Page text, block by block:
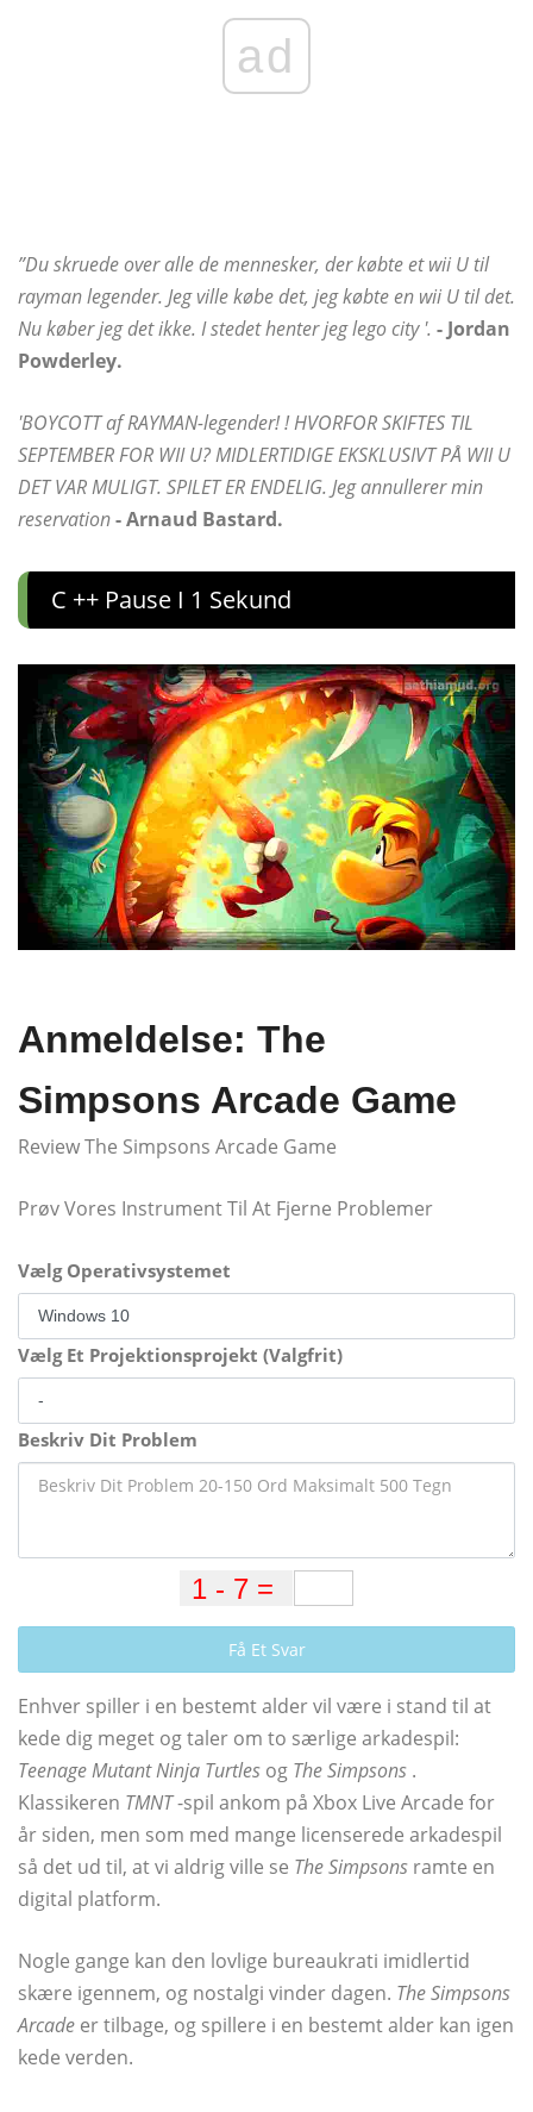
ad
”Du skruede over alle de mennesker, der købte et wii U til
rayman legender. Jeg ville købe det, jeg købte en wii U til det.
Nu køber jeg det ikke. I stedet henter jeg lego city '. - Jordan
Powderley.
'BOYCOTT af RAYMAN-legender! ! HVORFOR SKIFTES TIL
SEPTEMBER FOR WII U? MIDLERTIDIGE EKSKLUSIVT PÅ WII U
DET VAR MULIGT. SPILET ER ENDELIG. Jeg annullerer min
reservation- Arnaud Bastard.
C ++ Pause I 1 Sekund
Anmeldelse: The
Simpsons Arcade Game
Review The Simpsons Arcade Game
Prøv Vores Instrument Til At Fjerne Problemer
Vælg Operativsystemet
Vælg Et Projektionsprojekt (Valgfrit)
Beskriv Dit Problem
Få Et Svar
Enhver spiller i en bestemt alder vil være i stand til at
kede dig meget og taler om to særlige arkadespil:
Teenage Mutant Ninja Turtles og The Simpsons .
Klassikeren TMNT-spil ankom på Xbox Live Arcade for
år siden, men som med mange licenserede arkadespil
så det ud til, at vi aldrig ville se The Simpsons ramte en
digital platform.
Nogle gange kan den lovlige bureaukrati imidlertid
skære igennem, og nostalgi vinder dagen. The Simpsons
Arcade er tilbage, og spillere i en bestemt alder kan igen
kede verden.